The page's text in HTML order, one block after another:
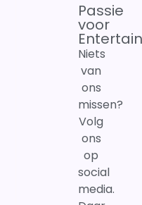
Passie
voor
Niets
van
ons
missen?
Volg
ons
op
social
media.